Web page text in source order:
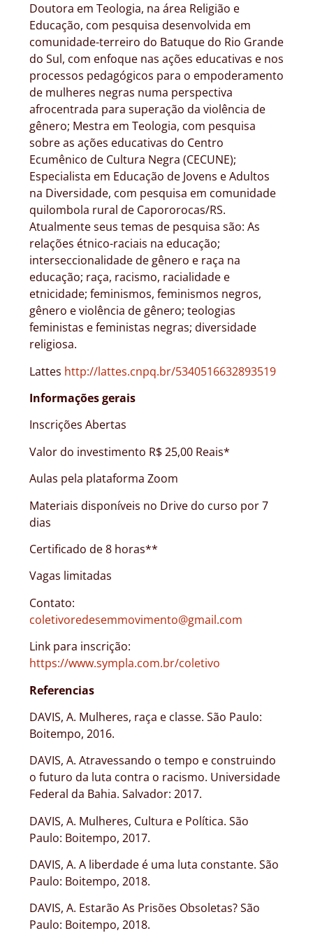
Doutora em Teologia, na área Religião e
Educação, com pesquisa desenvolvida em
comunidade-terreiro do Batuque do Rio Grande
do Sul, com enfoque nas ações educativas e nos
processos pedagógicos para o empoderamento
de mulheres negras numa perspectiva
afrocentrada para superação da violência de
gênero; Mestra em Teologia, com pesquisa
sobre as ações educativas do Centro
Ecumênico de Cultura Negra (CECUNE);
Especialista em Educação de Jovens e Adultos
na Diversidade, com pesquisa em comunidade
quilombola rural de Capororocas/RS.
Atualmente seus temas de pesquisa são: As
relações étnico-raciais na educação;
interseccionalidade de gênero e raça na
educação; raça, racismo, racialidade e
etnicidade; feminismos, feminismos negros,
gênero e violência de gênero; teologias
feministas e feministas negras; diversidade
religiosa.
Lattes http://lattes.cnpq.br/5340516632893519
Informações gerais
Inscrições Abertas
Valor do investimento R$ 25,00 Reais*
Aulas pela plataforma Zoom
Materiais disponíveis no Drive do curso por 7
dias
Certificado de 8 horas**
Vagas limitadas
Contato:
coletivoredesemmovimento@gmail.com
Link para inscrição:
https://www.sympla.com.br/coletivo
Referencias
DAVIS, A. Mulheres, raça e classe. São Paulo:
Boitempo, 2016.
DAVIS, A. Atravessando o tempo e construindo
o futuro da luta contra o racismo. Universidade
Federal da Bahia. Salvador: 2017.
DAVIS, A. Mulheres, Cultura e Política. São
Paulo: Boitempo, 2017.
DAVIS, A. A liberdade é uma luta constante. São
Paulo: Boitempo, 2018.
DAVIS, A. Estarão As Prisões Obsoletas? São
Paulo: Boitempo, 2018.